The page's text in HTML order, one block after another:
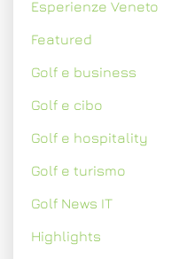
Esperienze Veneto
Featured
Golf e business
Golf e cibo
Golf e hospitality
Golf e turismo
Golf News IT
Highlights